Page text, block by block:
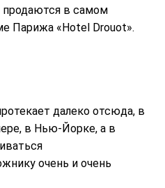
продаются в самом
Парижа «Hotel Drouot».
далеко отсюда, в
в Нью-Йорке, а в
очень и очень